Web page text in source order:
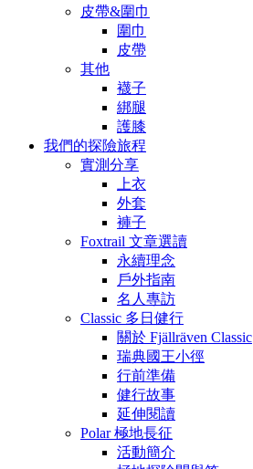
皮帶&圍巾
圍巾
皮帶
其他
襪子
綁腿
護膝
我們的探險旅程
實測分享
上衣
外套
褲子
Foxtrail 文章選讀
永續理念
戶外指南
名人專訪
Classic 多日健行
關於 Fjällräven Classic
瑞典國王小徑
行前準備
健行故事
延伸閱讀
Polar 極地長征
活動簡介